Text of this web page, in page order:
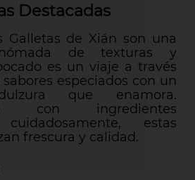
Destacadas
Galletas de Xián son una
de texturas y
es un viaje a través
especiados con un
que enamora.
con ingredientes
cuidadosamente, estas
frescura y calidad.